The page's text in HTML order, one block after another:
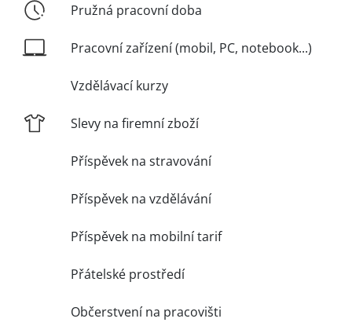
Pružná pracovní doba
Pracovní zařízení (mobil, PC, notebook...)
Vzdělávací kurzy
Slevy na firemní zboží
Příspěvek na stravování
Příspěvek na vzdělávání
Příspěvek na mobilní tarif
Přátelské prostředí
Občerstvení na pracovišti